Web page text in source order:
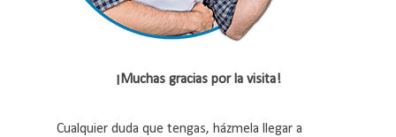
¡Muchas gracias por la visita!
Cualquier duda que tengas, házmela llegar a